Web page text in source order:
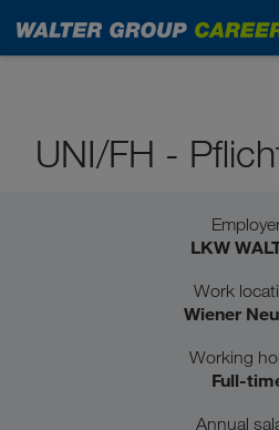
Students / Graduates
UNI/FH -
LKW
Work
Wiener
Working
Full-
Annual